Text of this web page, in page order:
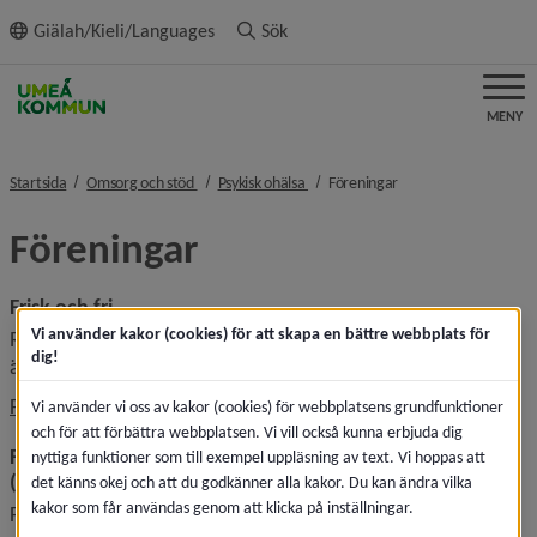
innehållet
Giälah/Kieli/Languages Sök
MENY
Startsida Omsorg och stöd nivå i brödsmulenavigeringen
Psykisk ohälsa nivå i brödsmulenavigeringen
Föreningarnivå i
Föreningar
Frisk och fri
Riksföreningen mot ätstörningar erbjuder stöd för de som
är drabbade av ätstörningar och deras närstående.
Frisk&Fri | Riksföreningen mot ätstörningarLänk till annan
Föreningen för suicid prevention och efterlevandestöd
(SPES)
Föreningen för suicid prevention och efterlevandestöd när
Vi använder kakor (cookies) för att skapa en bättre webbplats för
dig!
Vi använder vi oss av kakor (cookies) för webbplatsens grundfunktioner
och för att förbättra webbplatsen. Vi vill också kunna erbjuda dig
nyttiga funktioner som till exempel uppläsning av text. Vi hoppas att
det känns okej och att du godkänner alla kakor. Du kan ändra vilka
kakor som får användas genom att klicka på inställningar.